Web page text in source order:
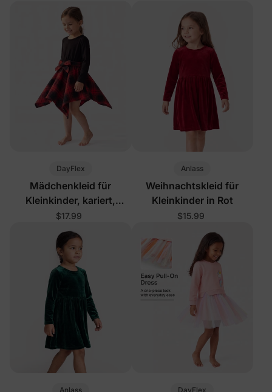
DayFlex
Mädchenkleid für
Kleinkinder, kariert,
schwarz
$17.99
Anlass
Weihnachtskleid für
Kleinkinder in Rot
$15.99
Anlass DayFlex